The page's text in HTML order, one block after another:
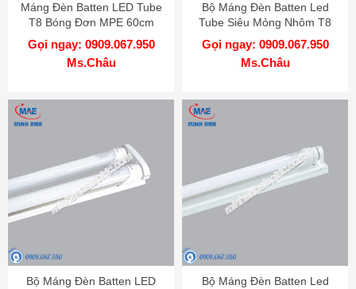
Máng Đèn Batten LED Tube
T8 Bóng Đơn MPE 60cm
Gọi ngay: 0909.067.950
Ms.Châu
Bộ Máng Đèn Batten Led
Tube Siêu Mỏng Nhôm T8
Bóng Đôi MPE 1m2
Gọi ngay: 0909.067.950
Ms.Châu
Bộ Máng Đèn Batten LED
Bộ Máng Đèn Batten Led